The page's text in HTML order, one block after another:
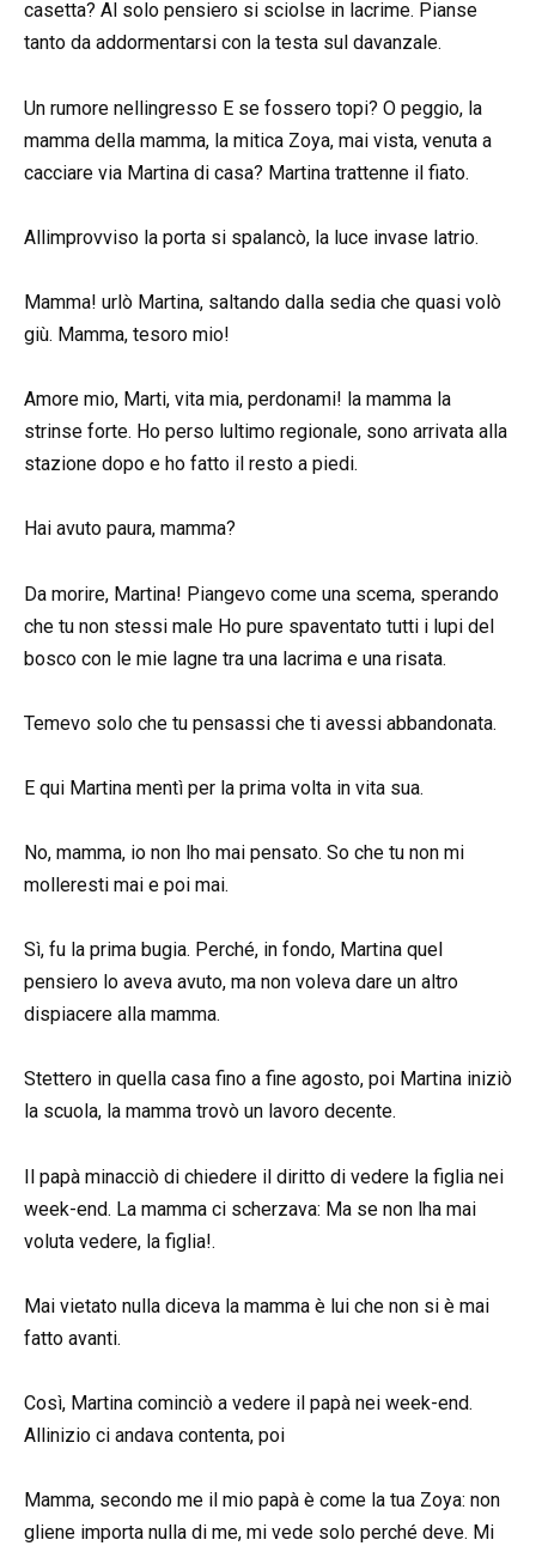
casetta? Al solo pensiero si sciolse in lacrime. Pianse
tanto da addormentarsi con la testa sul davanzale.
Un rumore nellingresso E se fossero topi? O peggio, la
mamma della mamma, la mitica Zoya, mai vista, venuta a
cacciare via Martina di casa? Martina trattenne il fiato.
Allimprovviso la porta si spalancò, la luce invase latrio.
Mamma! urlò Martina, saltando dalla sedia che quasi volò
giù. Mamma, tesoro mio!
Amore mio, Marti, vita mia, perdonami! la mamma la
strinse forte. Ho perso lultimo regionale, sono arrivata alla
stazione dopo e ho fatto il resto a piedi.
Hai avuto paura, mamma?
Da morire, Martina! Piangevo come una scema, sperando
che tu non stessi male Ho pure spaventato tutti i lupi del
bosco con le mie lagne tra una lacrima e una risata.
Temevo solo che tu pensassi che ti avessi abbandonata.
E qui Martina mentì per la prima volta in vita sua.
No, mamma, io non lho mai pensato. So che tu non mi
molleresti mai e poi mai.
Sì, fu la prima bugia. Perché, in fondo, Martina quel
pensiero lo aveva avuto, ma non voleva dare un altro
dispiacere alla mamma.
Stettero in quella casa fino a fine agosto, poi Martina iniziò
la scuola, la mamma trovò un lavoro decente.
Il papà minacciò di chiedere il diritto di vedere la figlia nei
week-end. La mamma ci scherzava: Ma se non lha mai
voluta vedere, la figlia!.
Mai vietato nulla diceva la mamma è lui che non si è mai
fatto avanti.
Così, Martina cominciò a vedere il papà nei week-end.
Allinizio ci andava contenta, poi
Mamma, secondo me il mio papà è come la tua Zoya: non
gliene importa nulla di me, mi vede solo perché deve. Mi